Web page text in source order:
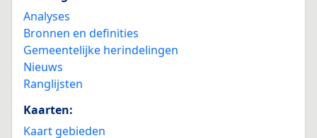
Analyses
Bronnen en definities
Gemeentelijke herindelingen
Nieuws
Ranglijsten
Kaarten:
Kaart gebieden